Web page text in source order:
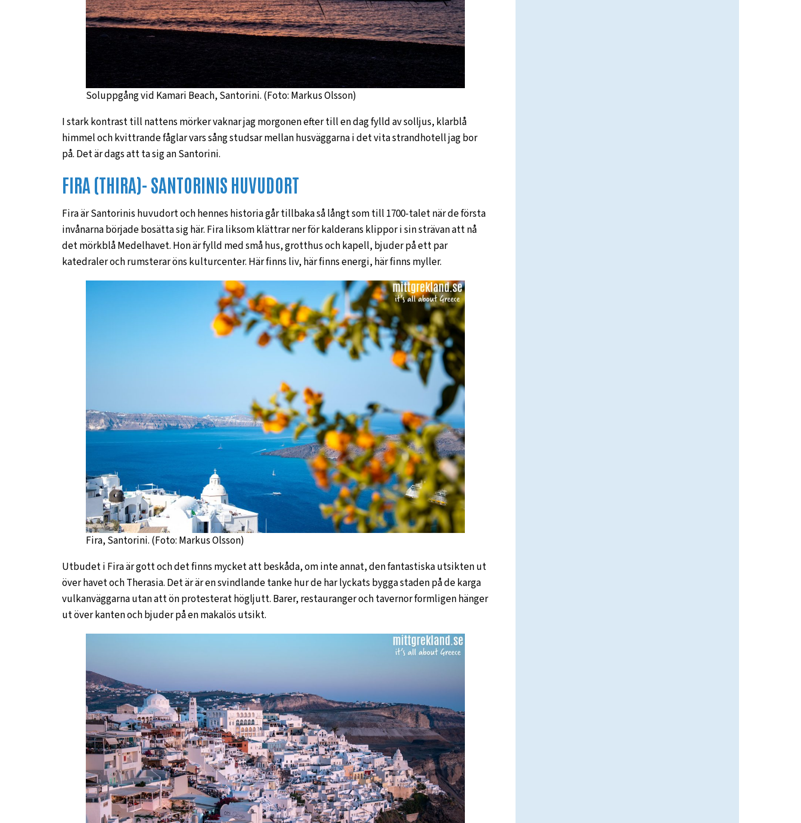
Soluppgång vid Kamari Beach, Santorini. (Foto: Markus Olsson)
I stark kontrast till nattens mörker vaknar jag morgonen efter till en dag fylld av solljus, klarblå
himmel och kvittrande fåglar vars sång studsar mellan husväggarna i det vita strandhotell jag bor
på. Det är dags att ta sig an Santorini.
FIRA (THIRA)- SANTORINIS HUVUDORT
Fira är Santorinis huvudort och hennes historia går tillbaka så långt som till 1700-talet när de första
invånarna började bosätta sig här. Fira liksom klättrar ner för kalderans klippor i sin strävan att nå
det mörkblå Medelhavet. Hon är fylld med små hus, grotthus och kapell, bjuder på ett par
katedraler och rumsterar öns kulturcenter. Här finns liv, här finns energi, här finns myller.
Fira, Santorini. (Foto: Markus Olsson)
Utbudet i Fira är gott och det finns mycket att beskåda, om inte annat, den fantastiska utsikten ut
över havet och Therasia. Det är är en svindlande tanke hur de har lyckats bygga staden på de karga
vulkanväggarna utan att ön protesterat högljutt. Barer, restauranger och tavernor formligen hänger
ut över kanten och bjuder på en makalös utsikt.